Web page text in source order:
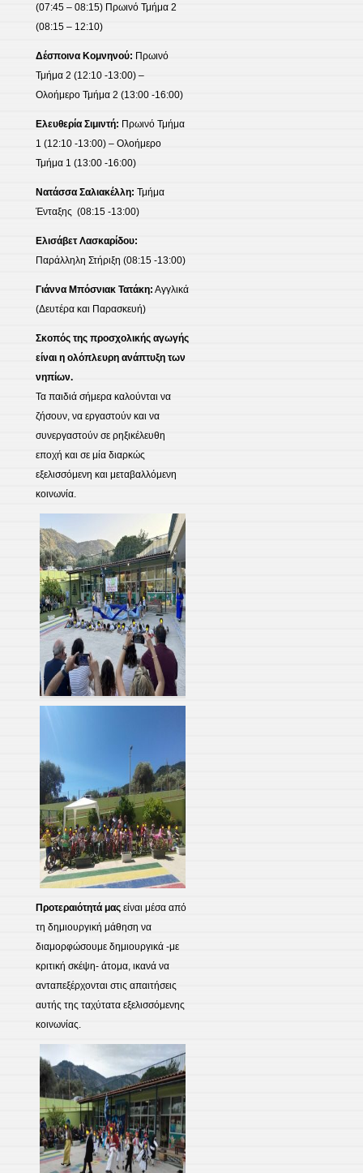
(07:45 – 08:15) Πρωινό Τμήμα 2
(08:15 – 12:10)
Δέσποινα Κομνηνού: Πρωινό
Τμήμα 2 (12:10 -13:00) –
Ολοήμερο Τμήμα 2 (13:00 -16:00)
Ελευθερία Σιμιντή: Πρωινό Τμήμα
1 (12:10 -13:00) – Ολοήμερο
Τμήμα 1 (13:00 -16:00)
Νατάσσα Σαλιακέλλη: Τμήμα
Ένταξης (08:15 -13:00)
Ελισάβετ Λασκαρίδου:
Παράλληλη Στήριξη (08:15 -13:00)
Γιάννα Μπόσνιακ Τατάκη: Αγγλικά
(Δευτέρα και Παρασκευή)
Σκοπός της προσχολικής αγωγής
είναι η ολόπλευρη ανάπτυξη των
νηπίων.
Τα παιδιά σήμερα καλούνται να
ζήσουν, να εργαστούν και να
συνεργαστούν σε ρηξικέλευθη
εποχή και σε μία διαρκώς
εξελισσόμενη και μεταβαλλόμενη
κοινωνία.
Προτεραιότητά μας είναι μέσα από
τη δημιουργική μάθηση να
διαμορφώσουμε δημιουργικά -με
κριτική σκέψη- άτομα, ικανά να
ανταπεξέρχονται στις απαιτήσεις
αυτής της ταχύτατα εξελισσόμενης
κοινωνίας.